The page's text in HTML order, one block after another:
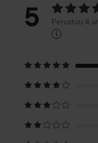
4
5 Perustuu 4
i